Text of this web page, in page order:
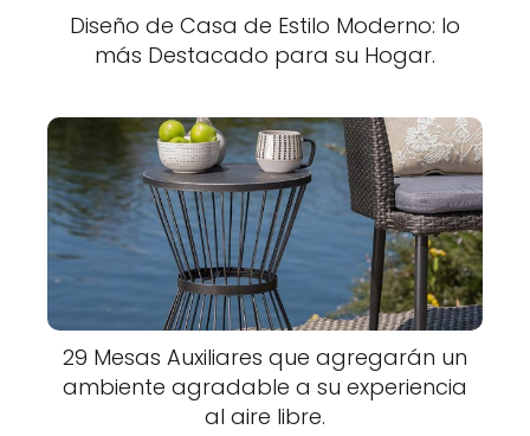
Diseño de Casa de Estilo Moderno: lo
más Destacado para su Hogar.
29 Mesas Auxiliares que agregarán un
ambiente agradable a su experiencia
al aire libre.